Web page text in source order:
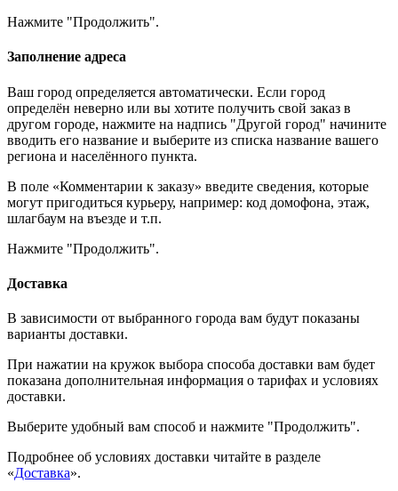
Нажмите "Продолжить".
Заполнение адреса
Ваш город определяется автоматически. Если город
определён неверно или вы хотите получить свой заказ в
другом городе, нажмите на надпись "Другой город" начините
вводить его название и выберите из списка название вашего
региона и населённого пункта.
В поле «Комментарии к заказу» введите сведения, которые
могут пригодиться курьеру, например: код домофона, этаж,
шлагбаум на въезде и т.п.
Нажмите "Продолжить".
Доставка
В зависимости от выбранного города вам будут показаны
варианты доставки.
При нажатии на кружок выбора способа доставки вам будет
показана дополнительная информация о тарифах и условиях
доставки.
Выберите удобный вам способ и нажмите "Продолжить".
Подробнее об условиях доставки читайте в разделе
«Доставка».